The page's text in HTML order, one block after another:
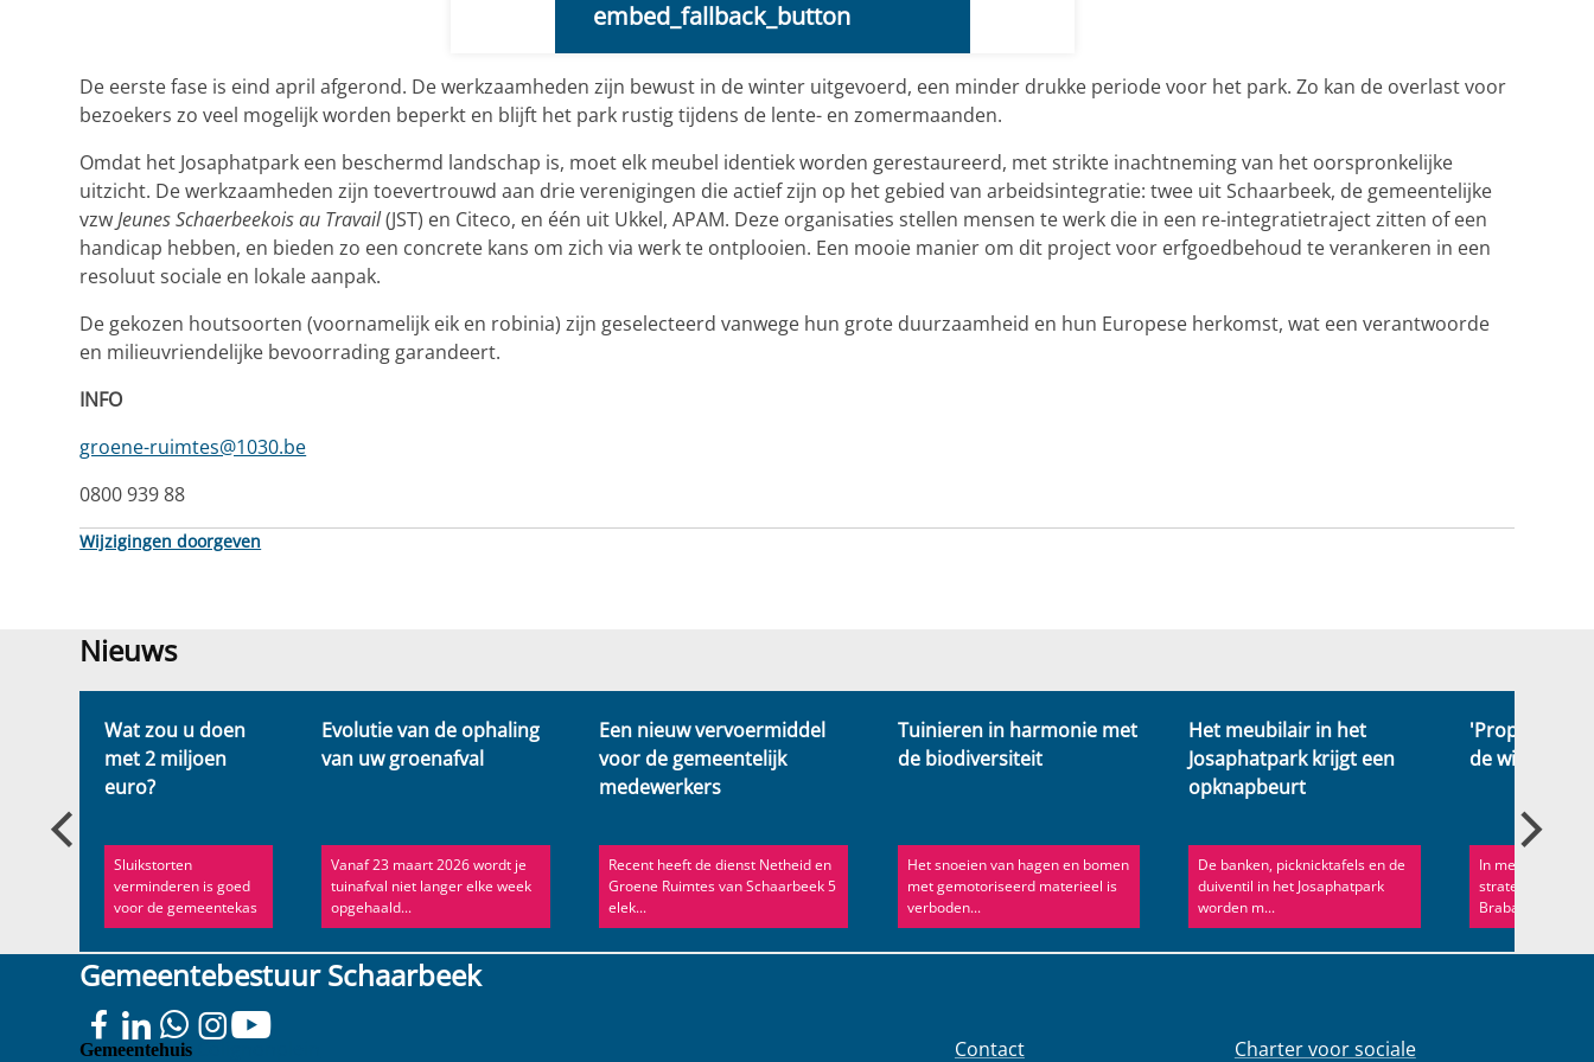
embed_fallback_button
De eerste fase is eind april afgerond. De werkzaamheden zijn bewust in de winter uitgevoerd, een minder drukke periode voor het park. Zo kan de overlast voor
bezoekers zo veel mogelijk worden beperkt en blijft het park rustig tijdens de lente- en zomermaanden.
Omdat het Josaphatpark een beschermd landschap is, moet elk meubel identiek worden gerestaureerd, met strikte inachtneming van het oorspronkelijke
uitzicht. De werkzaamheden zijn toevertrouwd aan drie verenigingen die actief zijn op het gebied van arbeidsintegratie: twee uit Schaarbeek, de gemeentelijke
vzwJeunes Schaerbeekois au Travail(JST) en Citeco, en één uit Ukkel, APAM. Deze organisaties stellen mensen te werk die in een re-integratietraject zitten of een
handicap hebben, en bieden zo een concrete kans om zich via werk te ontplooien. Een mooie manier om dit project voor erfgoedbehoud te verankeren in een
resoluut sociale en lokale aanpak.
De gekozen houtsoorten (voornamelijk eik en robinia) zijn geselecteerd vanwege hun grote duurzaamheid en hun Europese herkomst, wat een verantwoorde
en milieuvriendelijke bevoorrading garandeert.
INFO
groene-ruimtes@1030.be
0800 939 88
Wijzigingen doorgeven
Nieuws
Nieuws
Wat zou u doen
met 2 miljoen
euro?
Sluikstorten
verminderen is goed
voor de gemeentekas
Evolutie van de ophaling
van uw groenafval
Vanaf 23 maart 2026 wordt je
tuinafval niet langer elke week
opgehaald...
Een nieuw vervoermiddel
voor de gemeentelijk
medewerkers
Recent heeft de dienst Netheid en
Groene Ruimtes van Schaarbeek 5
elek...
Tuinieren in harmonie met
de biodiversiteit
Het snoeien van hagen en bomen
met gemotoriseerd materieel is
verboden...
Het meubilair in het
Josaphatpark krijgt een
opknapbeurt
De banken, picknicktafels en de
duiventil in het Josaphatpark
worden m...
'Propere
de wijk
In mei werden
straten in de
Brabant grondig
Gemeentebestuur Schaarbeek
Gemeentehuis Contact Charter voor sociale